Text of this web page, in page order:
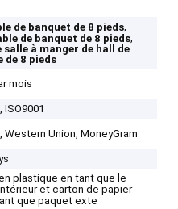
de banquet de 8 pieds,
de banquet de 8 pieds,
salle à manger de hall de
de 8 pieds
mois
ISO9001
Western Union, MoneyGram
plastique en tant que le
et carton de papier
que paquet exte